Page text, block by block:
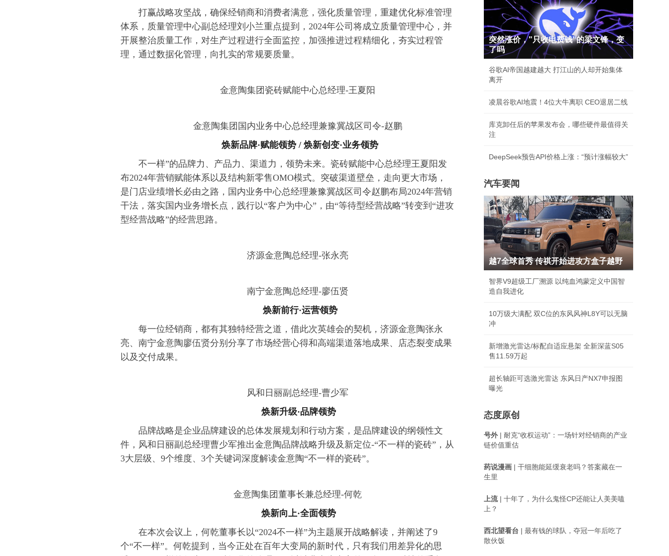
打赢战略攻坚战，确保经销商和消费者满意，强化质量管理，重建优化标准管理
体系，质量管理中心副总经理刘小兰重点提到，2024年公司将成立质量管理中心，并
开展整治质量工作，对生产过程进行全面监控，加强推进过程精细化，夯实过程管
理，通过数据化管理，向扎实的常规要质量。
金意陶集团瓷砖赋能中心总经理-王夏阳
金意陶集团国内业务中心总经理兼豫冀战区司令-赵鹏
焕新品牌·赋能领势 / 焕新创变·业务领势
不一样”的品牌力、产品力、渠道力，领势未来。瓷砖赋能中心总经理王夏阳发
布2024年营销赋能体系以及结构新零售OMO模式。突破渠道壁垒，走向更大市场，
是门店业绩增长必由之路，国内业务中心总经理兼豫冀战区司令赵鹏布局2024年营销
干法，落实国内业务增长点，践行以“客户为中心”，由“等待型经营战略”转变到“进攻
型经营战略”的经营思路。
济源金意陶总经理-张永亮
南宁金意陶总经理-廖伍贤
焕新前行·运营领势
每一位经销商，都有其独特经营之道，借此次英雄会的契机，济源金意陶张永
亮、南宁金意陶廖伍贤分别分享了市场经营心得和高端渠道落地成果、店态裂变成果
以及交付成果。
风和日丽副总经理-曹少军
焕新升级·品牌领势
品牌战略是企业品牌建设的总体发展规划和行动方案，是品牌建设的纲领性文
件，风和日丽副总经理曹少军推出金意陶品牌战略升级及新定位-“不一样的瓷砖”，从
3大层级、9个维度、3个关键词深度解读金意陶“不一样的瓷砖”。
金意陶集团董事长兼总经理-何乾
焕新向上·全面领势
在本次会议上，何乾董事长以“2024不一样”为主题展开战略解读，并阐述了9
个“不一样”。何乾提到，当今正处在百年大变局的新时代，只有我们用差异化的思
突然涨价，"只收电费钱"的梁文锋，变
了吗
谷歌AI帝国越建越大 打江山的人却开始集体
离开
凌晨谷歌AI地震！4位大牛离职 CEO退居二线
库克卸任后的苹果发布会，哪些硬件最值得关
注
DeepSeek预告API价格上涨：“预计涨幅较大”
汽车要闻
越7全球首秀 传祺开始进攻方盒子越野
智界V9超级工厂溯源 以纯血鸿蒙定义中国智
造自我进化
10万级大满配 双C位的东风风神L8Y可以无脑
冲
新增激光雷达/标配自适应悬架 全新深蓝S05
售11.59万起
超长轴距可选激光雷达 东风日产NX7申报图
曝光
态度原创
号外| 耐克“收权运动”：一场针对经销商的产业
链价值重估
药说漫画 | 干细胞能延缓衰老吗？答案藏在一
生里
上流| 十年了，为什么鬼怪CP还能让人美美嗑
上？
西北望看台 | 最有钱的球队，夺冠一年后吃了
散伙饭